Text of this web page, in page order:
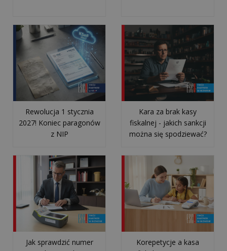
WDROŻENIA
Czym
jest
jak
działa
mechanizm
podzielonej
Jednolity
Plik
Kontrolny
na
żądanie:
Rewolucja 1 stycznia
2027! Koniec paragonów
z NIP
Kara za brak kasy
fiskalnej - jakich sankcji
można się spodziewać?
Jak sprawdzić numer
Korepetycje a kasa